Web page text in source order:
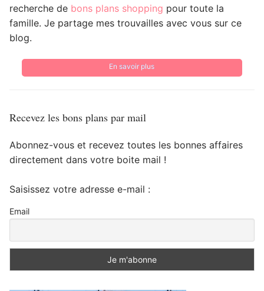
recherche de bons plans shopping pour toute la
famille. Je partage mes trouvailles avec vous sur ce
blog.
En savoir plus
Recevez les bons plans par mail
Abonnez-vous et recevez toutes les bonnes affaires
directement dans votre boite mail !
Saisissez votre adresse e-mail :
Email